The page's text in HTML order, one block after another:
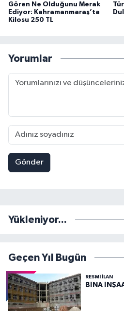
Gören Ne Olduğunu Merak
Ediyor: Kahramanmaraş’ta
Kilosu 250 TL
Yorumlar
Gönder
Yükleniyor...
Geçen Yıl Bugün
RESMİ İLAN
BİNA